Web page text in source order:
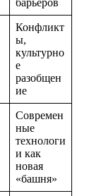
Конфликт
ы,
культурно
е
разобщен
ие
Современ
ные
технологи
и как
новая
«башня»